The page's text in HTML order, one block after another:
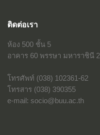
ติดต่อเรา
ห้อง 500 ชั้น 5
อาคาร 60 พรรษา มหาราชินี
โทรศัพท์ (038) 102361-62
โทรสาร (038) 390355
e-mail: socio@buu.ac.th